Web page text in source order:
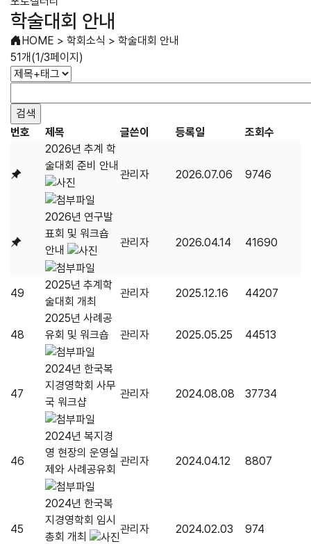
학술대회 안내
HOME > 학회소식 > 학술대회 안내
51개(1/3페이지)
번호 제목 글쓴이 등록일
조회수
2026년 추계 학
술대회 준비 안내
관리자 2026.07.06 9746
2026년 연구발
표회 및 워크숍
안내
관리자 2026.04.14 41690
49
2025년 추계학
술대회 개최
관리자 2025.12.16 44207
48
2025년 사례공
유회 및 워크숍
관리자 2025.05.25 44513
47
2024년 한국복
지경영학회 사무
국 워크샵
관리자 2024.08.08 37734
46
2024년 복지경
영 현장의 운영실
제와 사례공유회
관리자 2024.04.12 8807
45
2024년 한국복
지경영학회 임시
총회 개최
관리자 2024.02.03 974